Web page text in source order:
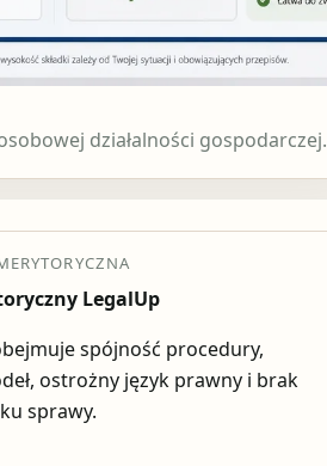
działalności gospodarczej.
LegalUp
spójność procedury,
ostrożny język prawny i brak
sprawy.